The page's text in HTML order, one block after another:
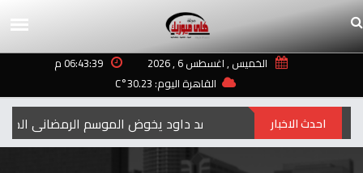
الخميس , اغسطس 6 , 2026
06:43:39 م
القاهرة اليوم: 30.23°C
أحمد داود يخوض الموسم الرمضاني احدث الاخبار